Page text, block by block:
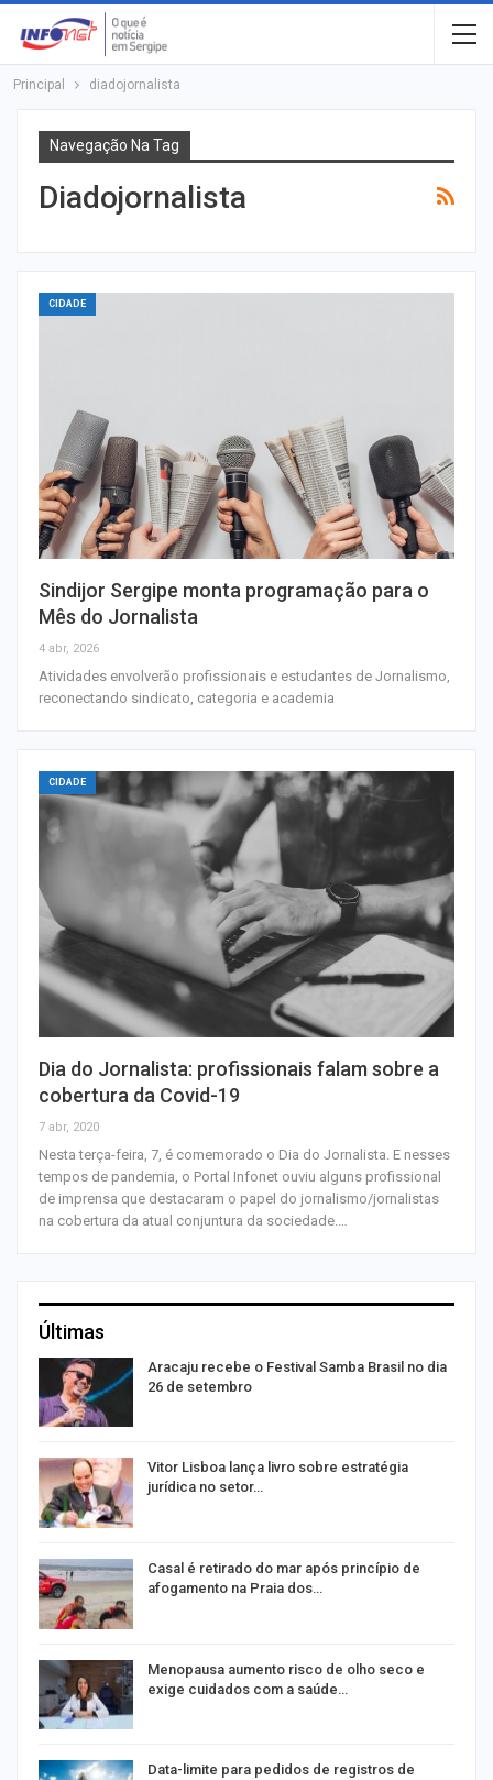
Principal diadojornalista
Navegação Na Tag
Diadojornalista
CIDADE
Sindijor Sergipe monta programação para o
Mês do Jornalista
4 abr, 2026
Atividades envolverão profissionais e estudantes de Jornalismo,
reconectando sindicato, categoria e academia
CIDADE
Dia do Jornalista: profissionais falam sobre a
cobertura da Covid-19
7 abr, 2020
Nesta terça-feira, 7, é comemorado o Dia do Jornalista. E nesses
tempos de pandemia, o Portal Infonet ouviu alguns profissional
de imprensa que destacaram o papel do jornalismo/jornalistas
na cobertura da atual conjuntura da sociedade.…
Últimas
Aracaju recebe o Festival Samba Brasil no dia
26 de setembro
Vitor Lisboa lança livro sobre estratégia
jurídica no setor…
Casal é retirado do mar após princípio de
afogamento na Praia dos…
Menopausa aumento risco de olho seco e
exige cuidados com a saúde…
Data-limite para pedidos de registros de